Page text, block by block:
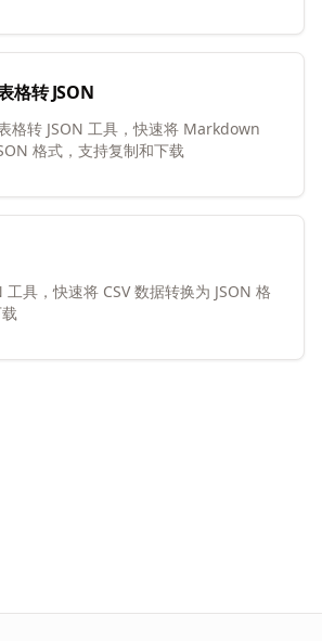
格转 JSON
格转 JSON 工具，快速将 Markdown
格式，支持复制和下载
工具，快速将 CSV 数据转换为 JSON 格